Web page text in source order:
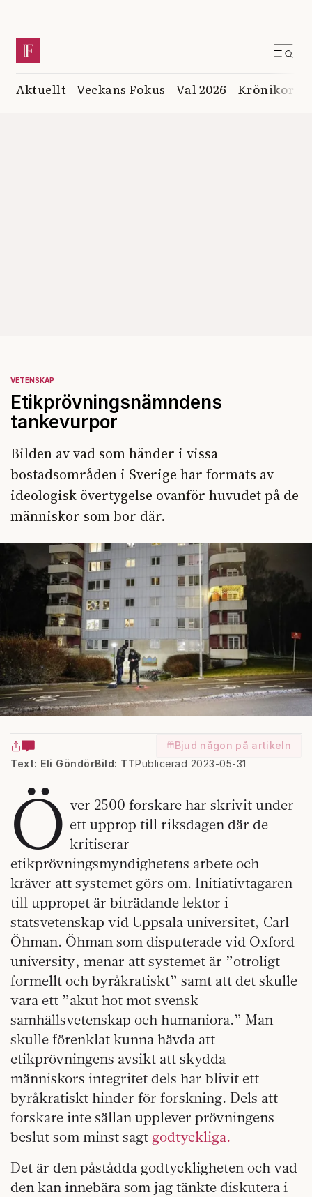
Aktuellt Veckans Fokus Val 2026 Krönikor
VETENSKAP
Etikprövningsnämndens
tankevurpor
Bilden av vad som händer i vissa
bostadsområden i Sverige har formats av
ideologisk övertygelse ovanför huvudet på de
människor som bor där.
Bjud någon på artikeln
Text: Eli Göndör
Publicerad 2023-05-31
Bild: TT
Ö ver 2500 forskare har skrivit under
ett upprop till riksdagen där de
kritiserar
etikprövningsmyndighetens arbete och
kräver att systemet görs om. Initiativtagaren
till uppropet är biträdande lektor i
statsvetenskap vid Uppsala universitet, Carl
Öhman. Öhman som disputerade vid Oxford
university, menar att systemet är ”otroligt
formellt och byråkratiskt” samt att det skulle
vara ett ”akut hot mot svensk
samhällsvetenskap och humaniora.” Man
skulle förenklat kunna hävda att
etikprövningens avsikt att skydda
människors integritet dels har blivit ett
byråkratiskt hinder för forskning. Dels att
forskare inte sällan upplever prövningens
beslut som minst sagt godtyckliga.
Det är den påstådda godtyckligheten och vad
den kan innebära som jag tänkte diskutera i